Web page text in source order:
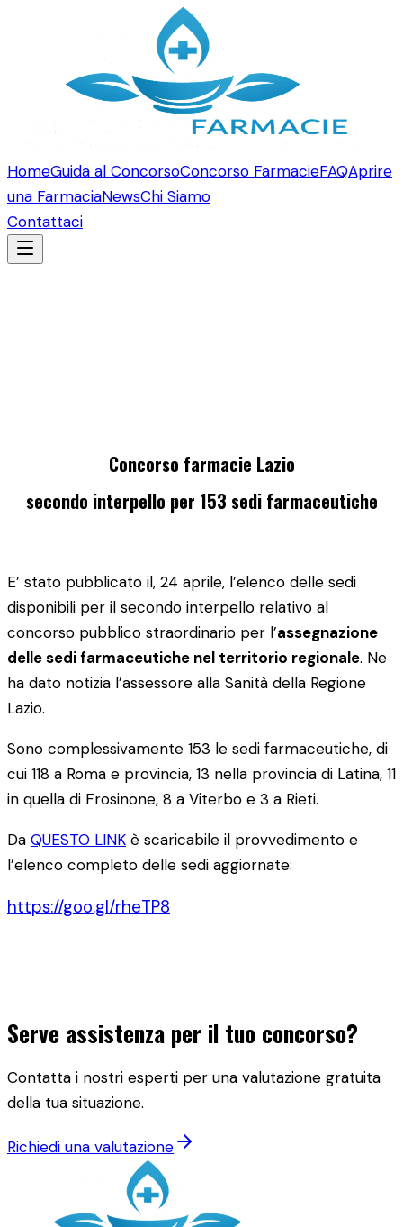
HomeGuida al ConcorsoConcorso FarmacieFAQAprire
una FarmaciaNewsChi Siamo
Contattaci
Concorso farmacie Lazio
secondo interpello per 153 sedi farmaceutiche
E’ stato pubblicato il, 24 aprile, l’elenco delle sedi
disponibili per il secondo interpello relativo al
concorso pubblico straordinario per l’assegnazione
delle sedi farmaceutiche nel territorio regionale. Ne
ha dato notizia l’assessore alla Sanità della Regione
Lazio.
Sono complessivamente 153 le sedi farmaceutiche, di
cui 118 a Roma e provincia, 13 nella provincia di Latina, 11
in quella di Frosinone, 8 a Viterbo e 3 a Rieti.
Da QUESTO LINK è scaricabile il provvedimento e
l’elenco completo delle sedi aggiornate:
https://goo.gl/rheTP8
Serve assistenza per il tuo concorso?
Contatta i nostri esperti per una valutazione gratuita
della tua situazione.
Richiedi una valutazione